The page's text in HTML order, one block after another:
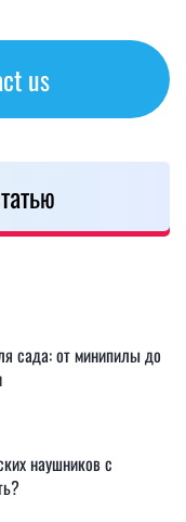
us
сада: от минипилы до
наушников с